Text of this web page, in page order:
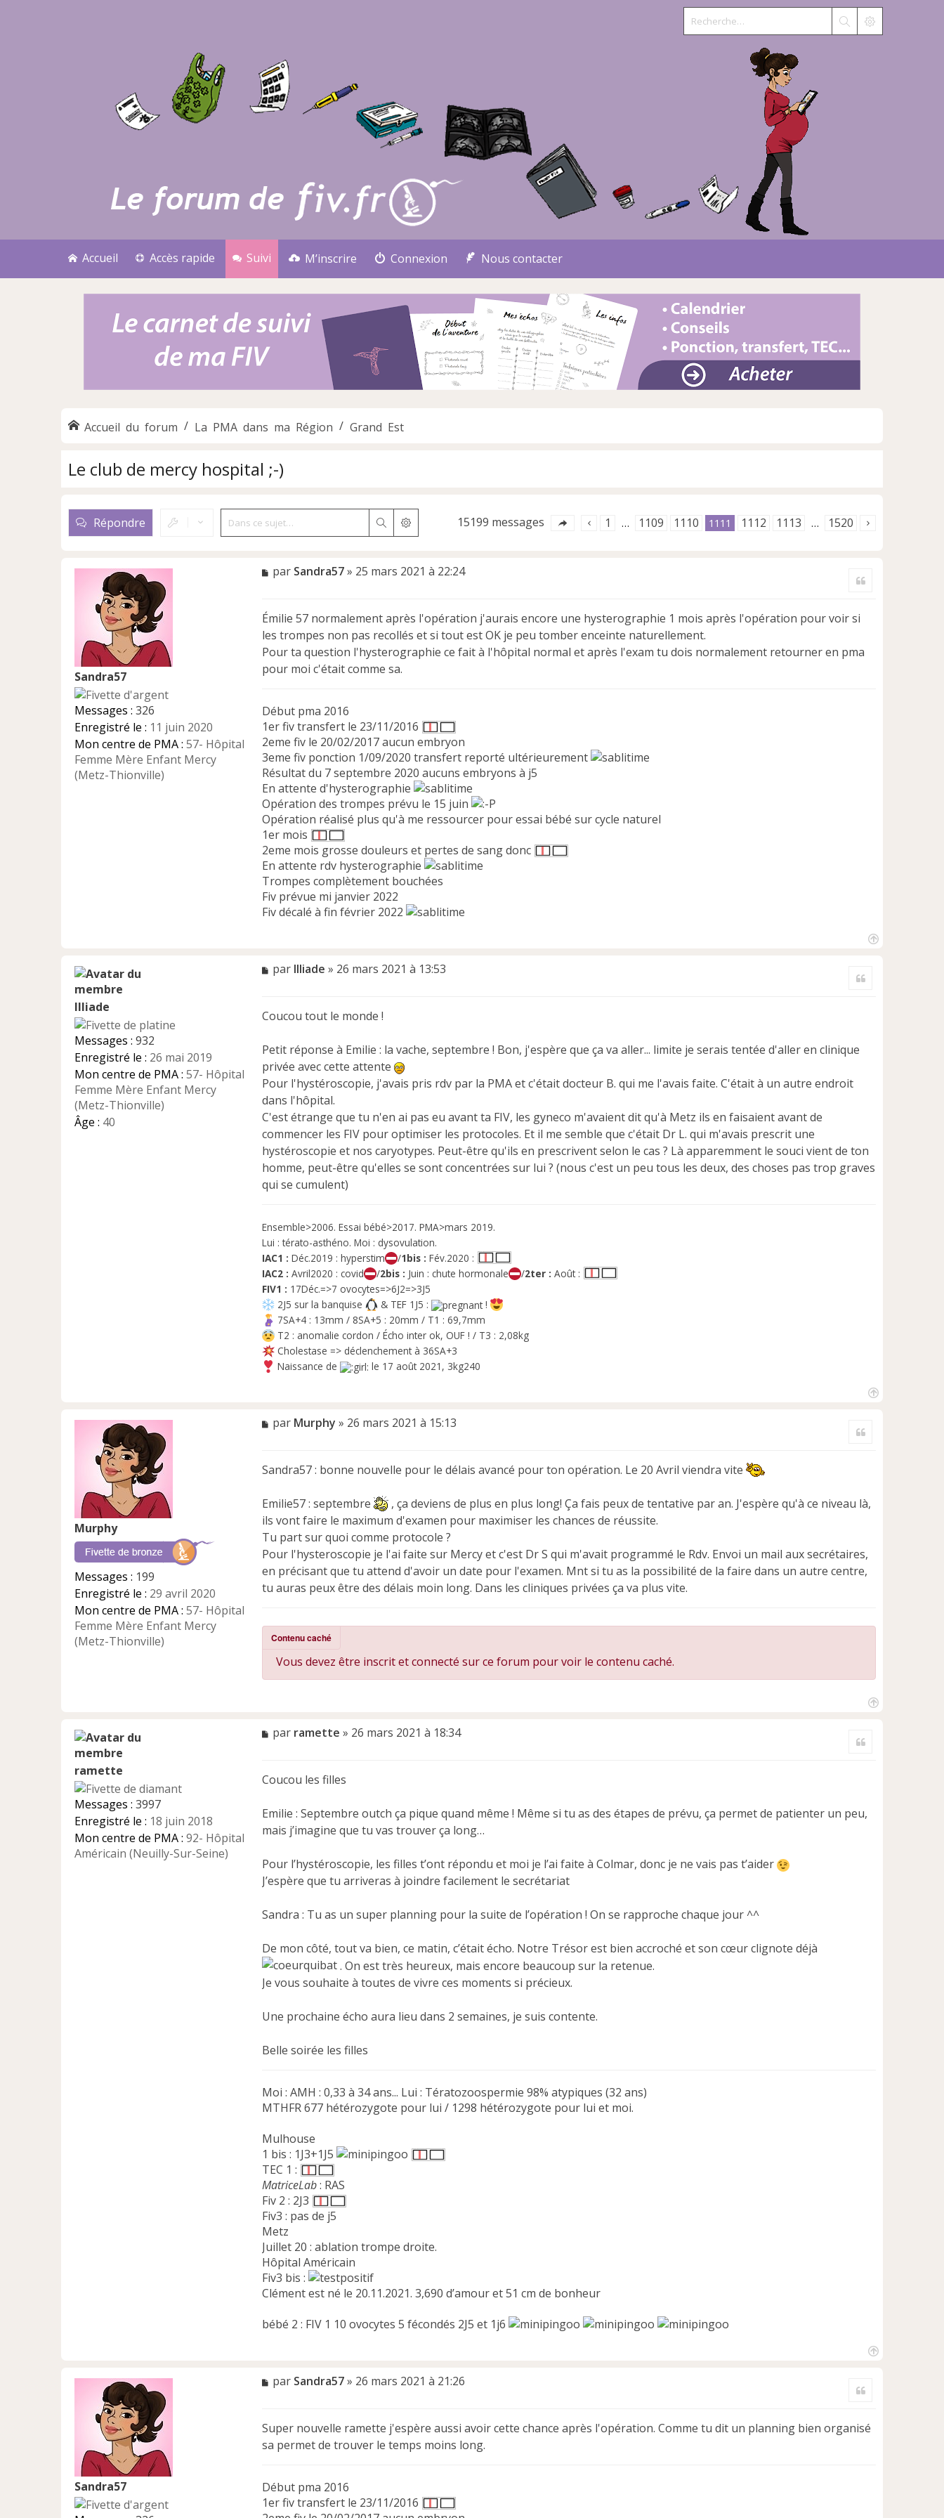
Accueil Accès rapide Suivi M’inscrire Connexion Nous contacter
Accueil du forum La PMA dans ma Région Grand Est
Le club de mercy hospital ;-)
Répondre RechercherRecherche avancée15199 messages 1 … 1109 1110 1111 1112 1113 … 1520
Sandra57
Messages : 326
Enregistré le : 11 juin 2020
Mon centre de PMA : 57- Hôpital
Femme Mère Enfant Mercy
(Metz-Thionville)
M
a
g
e
n
o
u
par Sandra57» 25 mars 2021 à 22:24
Émilie 57 normalement après l'opération j'aurais encore une hysterographie 1 mois après l'opération pour voir si
les trompes non pas recollés et si tout est OK je peu tomber enceinte naturellement.
Pour ta question l'hysterographie ce fait à l'hôpital normal et après l'exam tu dois normalement retourner en pma
pour moi c'était comme sa.
Début pma 2016
1er fiv transfert le 23/11/2016
2eme fiv le 20/02/2017 aucun embryon
3eme fiv ponction 1/09/2020 transfert reporté ultérieurement
Résultat du 7 septembre 2020 aucuns embryons à j5
En attente d'hysterographie
Opération des trompes prévu le 15 juin
Opération réalisé plus qu'à me ressourcer pour essai bébé sur cycle naturel
1er mois
2eme mois grosse douleurs et pertes de sang donc
En attente rdv hysterographie
Trompes complètement bouchées
Fiv prévue mi janvier 2022
Fiv décalé à fin février 2022
Illiade
Messages : 932
Enregistré le : 26 mai 2019
Mon centre de PMA : 57- Hôpital
Femme Mère Enfant Mercy
(Metz-Thionville)
Âge : 40
M
a
e
n
o
n
l
u
par Illiade » 26 mars 2021 à 13:53
Coucou tout le monde !
Petit réponse à Emilie : la vache, septembre ! Bon, j'espère que ça va aller... limite je serais tentée d'aller en clinique
privée avec cette attente
Pour l'hystéroscopie, j'avais pris rdv par la PMA et c'était docteur B. qui me l'avais faite. C'était à un autre endroit
dans l'hôpital.
C'est étrange que tu n'en ai pas eu avant ta FIV, les gyneco m'avaient dit qu'à Metz ils en faisaient avant de
commencer les FIV pour optimiser les protocoles. Et il me semble que c'était Dr L. qui m'avais prescrit une
hystéroscopie et nos caryotypes. Peut-être qu'ils en prescrivent selon le cas ? Là apparemment le souci vient de ton
homme, peut-être qu'elles se sont concentrées sur lui ? (nous c'est un peu tous les deux, des choses pas trop graves
qui se cumulent)
Ensemble>2006. Essai bébé>2017. PMA>mars 2019.
Lui : térato-asthéno. Moi : dysovulation.
IAC1 : Déc.2019 : hyperstim /1bis : Fév.2020 :
IAC2 : Avril2020 : covid /2bis : Juin : chute hormonale /2ter : Août :
FIV1 : 17Déc.=>7 ovocytes=>6J2=>3J5
2J5 sur la banquise
& TEF 1J5 :
!
7SA+4 : 13mm / 8SA+5 : 20mm / T1 : 69,7mm
T2 : anomalie cordon / Écho inter ok, OUF ! / T3 : 2,08kg
Cholestase => déclenchement à 36SA+3
Naissance de
le 17 août 2021, 3kg240
Murphy
Messages : 199
Enregistré le : 29 avril 2020
Mon centre de PMA : 57- Hôpital
Femme Mère Enfant Mercy
(Metz-Thionville)
M
a
e
n
o
n
l
u
par Murphy » 26 mars 2021 à 15:13
Sandra57 : bonne nouvelle pour le délais avancé pour ton opération. Le 20 Avril viendra vite
Emilie57 : septembre
, ça deviens de plus en plus long! Ça fais peux de tentative par an. J'espère qu'à ce niveau là,
ils vont faire le maximum d'examen pour maximiser les chances de réussite.
Tu part sur quoi comme protocole ?
Pour l'hysteroscopie je l'ai faite sur Mercy et c'est Dr S qui m'avait programmé le Rdv. Envoi un mail aux secrétaires,
en précisant que tu attend d'avoir un date pour l'examen. Mnt si tu as la possibilité de la faire dans un autre centre,
tu auras peux être des délais moin long. Dans les cliniques privées ça va plus vite.
Contenu caché
Vous devez être inscrit et connecté sur ce forum pour voir le contenu caché.
ramette
Messages : 3997
Enregistré le : 18 juin 2018
Mon centre de PMA : 92- Hôpital
Américain (Neuilly-Sur-Seine)
M
a
e
n
o
l
u
par ramette » 26 mars 2021 à 18:34
Coucou les filles
Emilie : Septembre outch ça pique quand même ! Même si tu as des étapes de prévu, ça permet de patienter un peu,
mais j’imagine que tu vas trouver ça long…
Pour l’hystéroscopie, les filles t’ont répondu et moi je l’ai faite à Colmar, donc je ne vais pas t’aider
J’espère que tu arriveras à joindre facilement le secrétariat
Sandra : Tu as un super planning pour la suite de l’opération ! On se rapproche chaque jour ^^
De mon côté, tout va bien, ce matin, c’était écho. Notre Trésor est bien accroché et son cœur clignote déjà
. On est très heureux, mais encore beaucoup sur la retenue.
Je vous souhaite à toutes de vivre ces moments si précieux.
Une prochaine écho aura lieu dans 2 semaines, je suis contente.
Belle soirée les filles
Moi : AMH : 0,33 à 34 ans... Lui : Tératozoospermie 98% atypiques (32 ans)
MTHFR 677 hétérozygote pour lui / 1298 hétérozygote pour lui et moi.
Mulhouse
1 bis : 1J3+1J5
TEC 1 :
MatriceLab: RAS
Fiv 2 : 2J3
Fiv3 : pas de j5
Metz
Juillet 20 : ablation trompe droite.
Hôpital Américain
Fiv3 bis :
Clément est né le 20.11.2021. 3,690 d’amour et 51 cm de bonheur
bébé 2 : FIV 1 10 ovocytes 5 fécondés 2J5 et 1j6
Sandra57
M
a
g
o
n
l
par Sandra57» 26 mars 2021 à 21:26
Super nouvelle ramette j'espère aussi avoir cette chance après l'opération. Comme tu dit un planning bien organisé
sa permet de trouver le temps moins long.
Début pma 2016
1er fiv transfert le 23/11/2016